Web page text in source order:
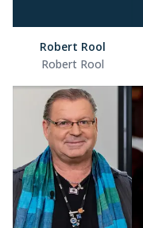
Robert Rool
Robert Rool